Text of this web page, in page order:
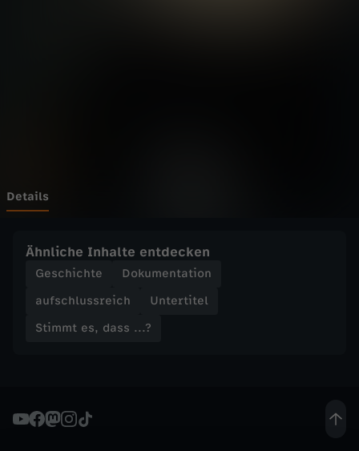
s
.
.
B
Details
Ähnliche Inhalte entdecken
Geschichte
Dokumentation
aufschlussreich
Untertitel
Stimmt es, dass ...?